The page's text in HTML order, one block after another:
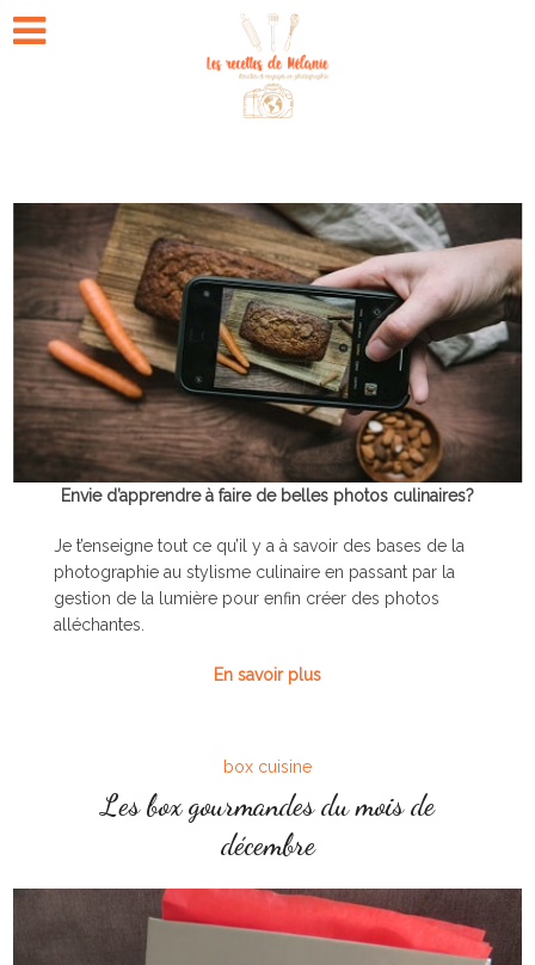
Envie d’apprendre à faire de belles photos culinaires?
Je t’enseigne tout ce qu’il y a à savoir des bases de la
photographie au stylisme culinaire en passant par la
gestion de la lumière pour enfin créer des photos
alléchantes.
En savoir plus
box cuisine
Les box gourmandes du mois de
décembre